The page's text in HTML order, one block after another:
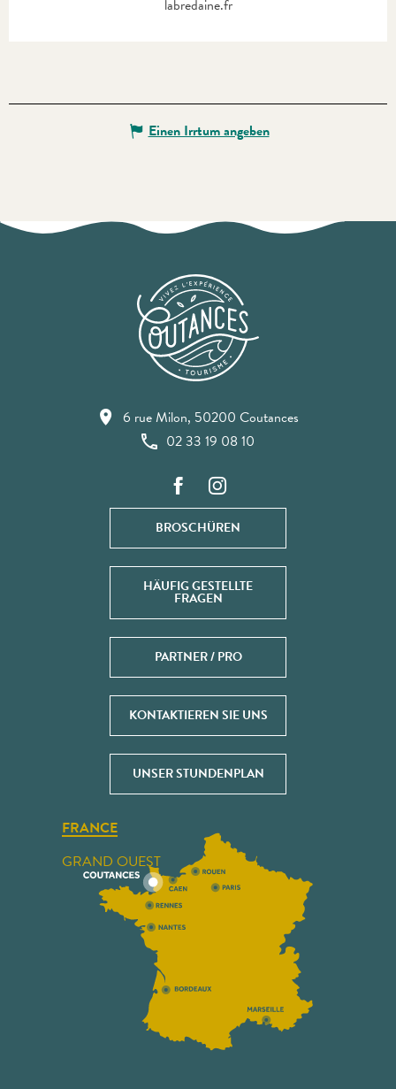
labredaine.fr
Einen Irrtum angeben
6 rue Milon, 50200 Coutances
02 33 19 08 10
BROSCHÜREN
HÄUFIG GESTELLTE
FRAGEN
PARTNER / PRO
KONTAKTIEREN SIE UNS
UNSER STUNDENPLAN
FRANCE
GRAND OUEST